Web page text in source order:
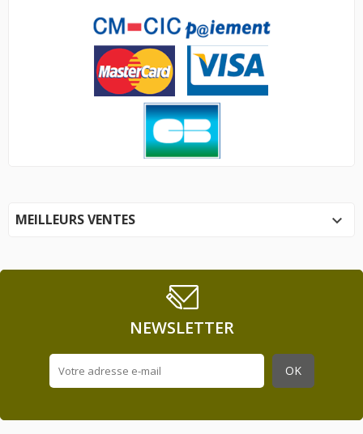
MEILLEURS VENTES 
NEWSLETTER